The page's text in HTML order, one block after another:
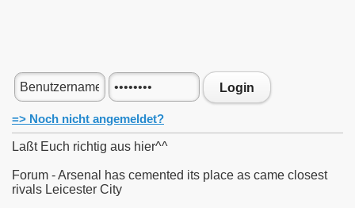
Login
=> Noch nicht angemeldet?
Laßt Euch richtig aus hier^^
Forum - Arsenal has cemented its place as came closest
rivals Leicester City